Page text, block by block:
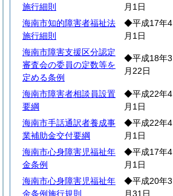
施行細則
月1日
海南市知的障害者福祉法
施行細則
◆平成17年4
月1日
海南市障害支援区分認定
審査会の委員の定数等を
定める条例
◆平成18年3
月22日
海南市障害者相談員設置
要綱
◆平成22年4
月1日
海南市手話通訳者養成事
業補助金交付要綱
◆平成22年4
月1日
海南市心身障害児福祉年
金条例
◆平成17年4
月1日
海南市心身障害児福祉年
金条例施行規則
◆平成20年3
月31日